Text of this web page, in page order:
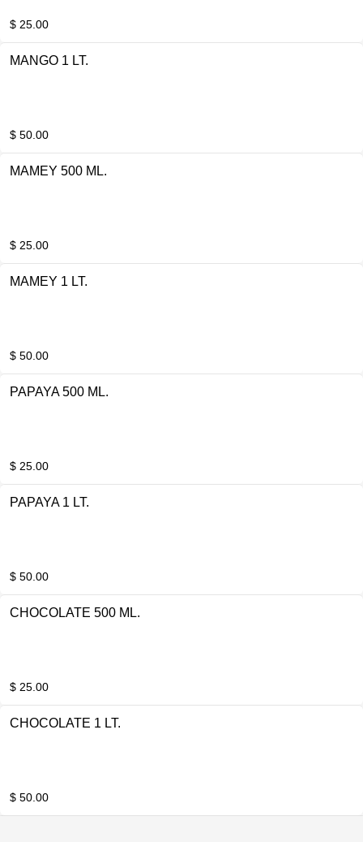
$ 25.00
MANGO 1 LT.
$ 50.00
MAMEY 500 ML.
$ 25.00
MAMEY 1 LT.
$ 50.00
PAPAYA 500 ML.
$ 25.00
PAPAYA 1 LT.
$ 50.00
CHOCOLATE 500 ML.
$ 25.00
CHOCOLATE 1 LT.
$ 50.00